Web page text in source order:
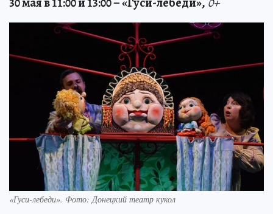
«Гуси-лебеди». Фото: Донецкий театр кукол